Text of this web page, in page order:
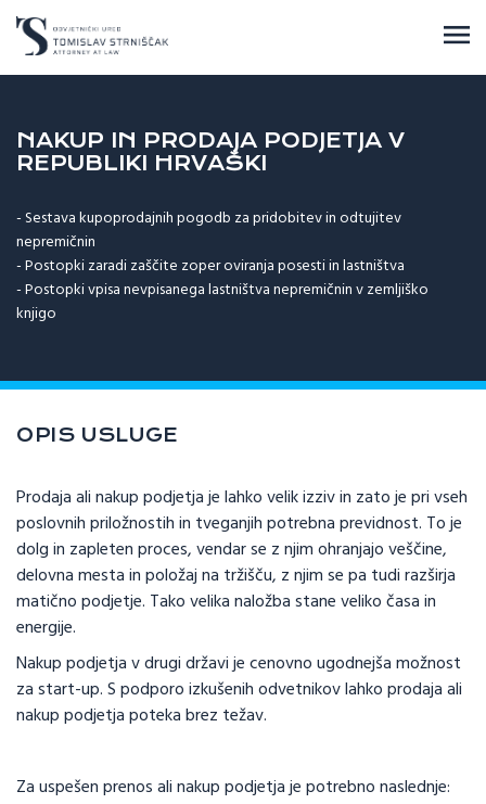
NAKUP IN PRODAJA PODJETJA V
REPUBLIKI HRVAŠKI
- Sestava kupoprodajnih pogodb za pridobitev in odtujitev
nepremičnin
- Postopki zaradi zaščite zoper oviranja posesti in lastništva
- Postopki vpisa nevpisanega lastništva nepremičnin v zemljiško
knjigo
OPIS USLUGE
Prodaja ali nakup podjetja je lahko velik izziv in zato je pri vseh
poslovnih priložnostih in tveganjih potrebna previdnost. To je
dolg in zapleten proces, vendar se z njim ohranjajo veščine,
delovna mesta in položaj na tržišču, z njim se pa tudi razširja
matično podjetje. Tako velika naložba stane veliko časa in
energije.
Nakup podjetja v drugi državi je cenovno ugodnejša možnost
za start-up. S podporo izkušenih odvetnikov lahko prodaja ali
nakup podjetja poteka brez težav.
Za uspešen prenos ali nakup podjetja je potrebno naslednje: